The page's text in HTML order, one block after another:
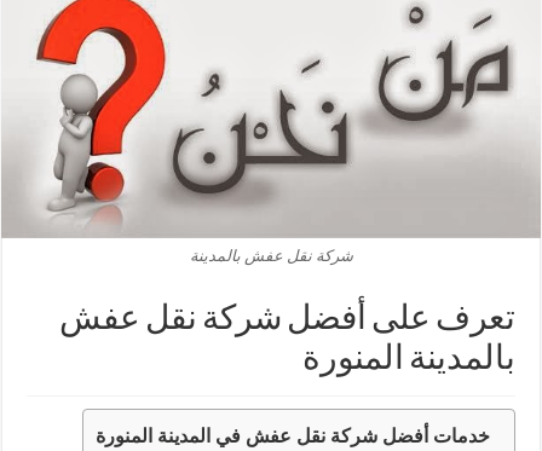
شركة نقل عفش بالمدينة
تعرف على أفضل شركة نقل عفش
بالمدينة المنورة
خدمات أفضل شركة نقل عفش في المدينة المنورة